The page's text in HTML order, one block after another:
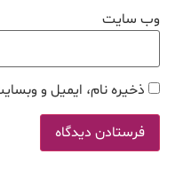
وب‌ سایت
ذخیره نام، ایمیل و